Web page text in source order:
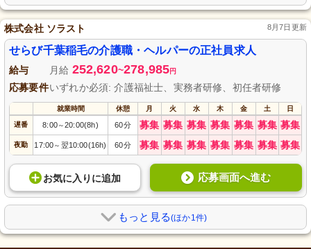
株式会社 ソラスト 8月7日更新
せらび千葉稲毛の介護職・ヘルパーの正社員求人
給与 月給 252,620~278,985円
応募要件いずれか必須: 介護福祉士、実務者研修、初任者研修
就業時間 休憩 月 火 水 木 金 土 日
遅番 8:00～20:00(8h) 60分 募集 募集 募集 募集 募集 募集 募集
夜勤 17:00～ 翌10:00(16h) 60分 募集 募集 募集 募集 募集 募集 募集
お気に入り に追加 応募画面へ進む
もっと見る(ほか1件)